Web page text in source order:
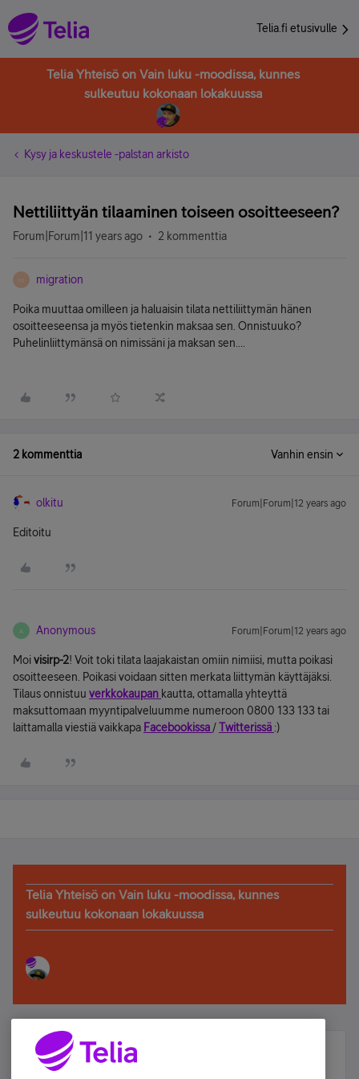
Telia.fi etusivulle
Telia Yhteisö on Vain luku -moodissa, kunnes
sulkeutuu kokonaan lokakuussa
Kysy ja keskustele -palstan arkisto
Nettiliittyän tilaaminen toiseen osoitteeseen?
Forum|Forum|11 years ago 2 kommenttia
M migration
Poika muuttaa omilleen ja haluaisin tilata nettiliittymän hänen
osoitteeseensa ja myös tietenkin maksaa sen. Onnistuuko?
Puhelinliittymänsä on nimissäni ja maksan sen....
2 kommenttia Vanhin ensin
olkitu Forum|Forum|12 years ago
Editoitu
A Anonymous Forum|Forum|12 years ago
Moivisirp-2! Voit toki tilata laajakaistan omiin nimiisi, mutta poikasi
osoitteeseen. Poikasi voidaan sitten merkata liittymän käyttäjäksi.
Tilaus onnistuu verkkokaupan kautta, ottamalla yhteyttä
maksuttomaan myyntipalveluumme numeroon 0800 133 133 tai
laittamalla viestiä vaikkapa Facebookissa /Twitterissä :)
Telia Yhteisö on Vain luku -moodissa, kunnes
sulkeutuu kokonaan lokakuussa
Älä jää paitsi – osallistu ja voita!